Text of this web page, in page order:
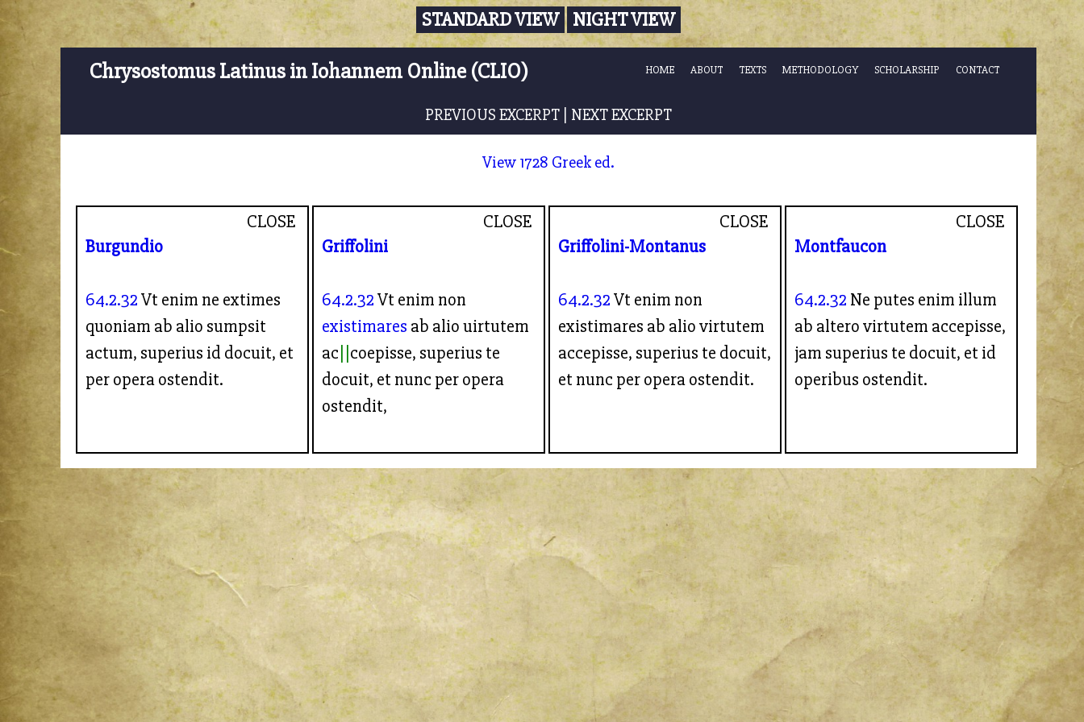
STANDARD VIEW NIGHT VIEW
Chrysostomus Latinus in Iohannem Online (CLIO) HOME ABOUT TEXTS METHODOLOGY SCHOLARSHIP CONTACT
PREVIOUS EXCERPT NEXT EXCERPT
View 1728 Greek ed.
CLOSE
Burgundio
64.2.32Vt enim ne extimes
quoniam ab alio sumpsit
actum, superius id docuit, et
per opera ostendit.
CLOSE
Griffolini
64.2.32Vt enim non
existimares ab alio uirtutem
ac coepisse, superius te
docuit, et nunc per opera
ostendit,
CLOSE
Griffolini-Montanus
64.2.32Vt enim non
existimares ab alio virtutem
accepisse, superius te docuit,
et nunc per opera ostendit.
CLOSE
Montfaucon
64.2.32 Ne putes enim illum
ab altero virtutem accepisse,
jam superius te docuit, et id
operibus ostendit.